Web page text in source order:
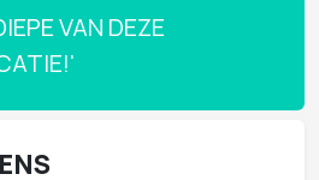
VAN DEZE